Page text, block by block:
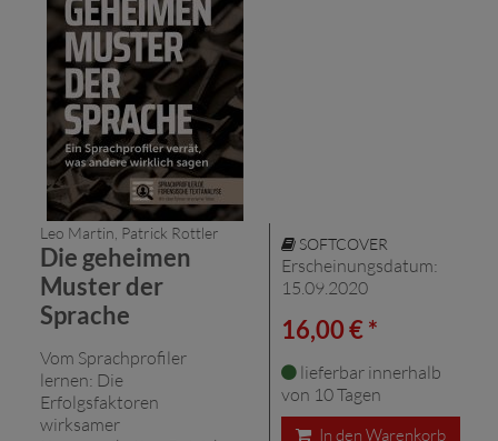
Leo Martin, Patrick Rottler
Die geheimen
Muster der
Sprache
Vom Sprachprofiler
lernen: Die
Erfolgsfaktoren
wirksamer
SOFTCOVER
Erscheinungsdatum:
15.09.2020
16,00 € *
lieferbar innerhalb
von 10 Tagen
In den Warenkorb